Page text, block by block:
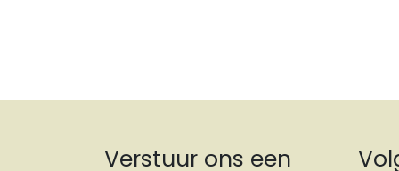
Verstuur ons een